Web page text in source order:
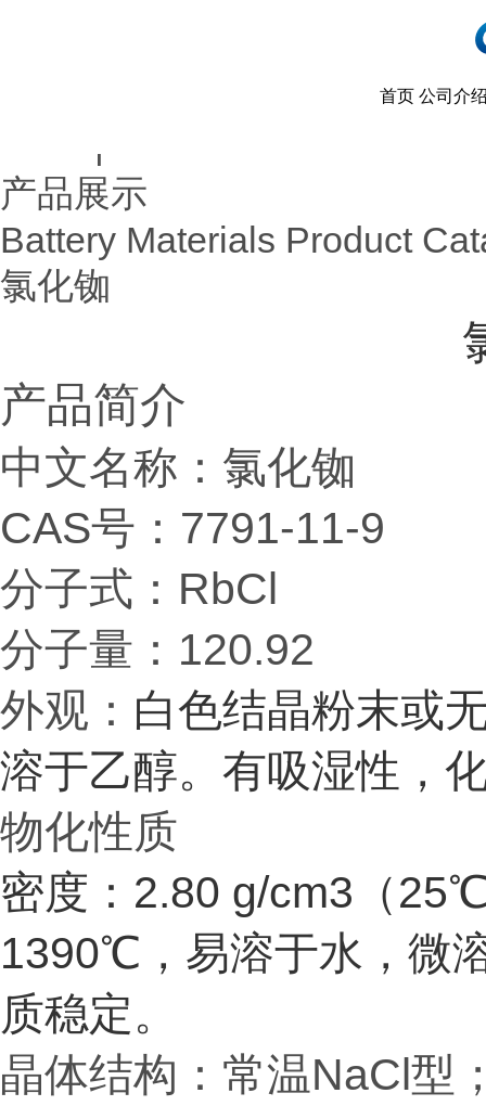
首页 公司介
|
产品展示
Battery Materials Product
氯化铷
产品简介
中文名称：氯化铷
CAS号：7791-11-9
分子式：RbCl
分子量：120.92
外观： 白色结晶粉末或
溶于乙醇。有吸湿性，
物化性质
密度：2.80 g/cm3（
1390℃，易溶于水，微
质稳定。
晶体结构：常温NaCl型